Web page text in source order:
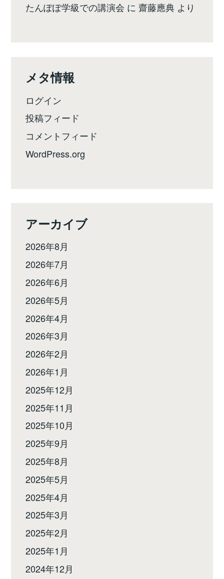
たんぽぽ学級での講演会 に齋藤應典 より
メタ情報
ログイン
投稿フィード
コメントフィード
WordPress.org
アーカイブ
2026年8月
2026年7月
2026年6月
2026年5月
2026年4月
2026年3月
2026年2月
2026年1月
2025年12月
2025年11月
2025年10月
2025年9月
2025年8月
2025年5月
2025年4月
2025年3月
2025年2月
2025年1月
2024年12月